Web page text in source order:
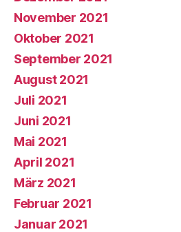
November 2021
Oktober 2021
September 2021
August 2021
Juli 2021
Juni 2021
Mai 2021
April 2021
März 2021
Februar 2021
Januar 2021